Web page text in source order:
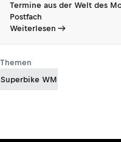
Termine aus der Welt des
Postfach
Weiterlesen
Themen
Superbike WM